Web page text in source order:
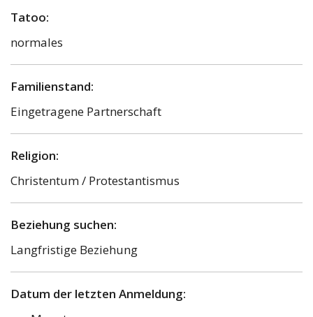
Tatoo:
normales
Familienstand:
Eingetragene Partnerschaft
Religion:
Christentum / Protestantismus
Beziehung suchen:
Langfristige Beziehung
Datum der letzten Anmeldung: